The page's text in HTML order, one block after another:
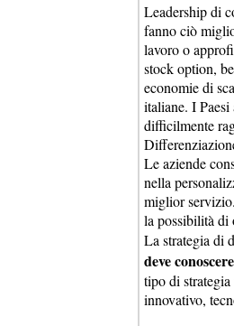
Leadership di
fanno ciò
lavoro o
stock option,
economie di
italiane. I
difficilmente
Le aziende
nella
miglior
la possibilità di
La strategia di
deve
tipo di
innovativo,